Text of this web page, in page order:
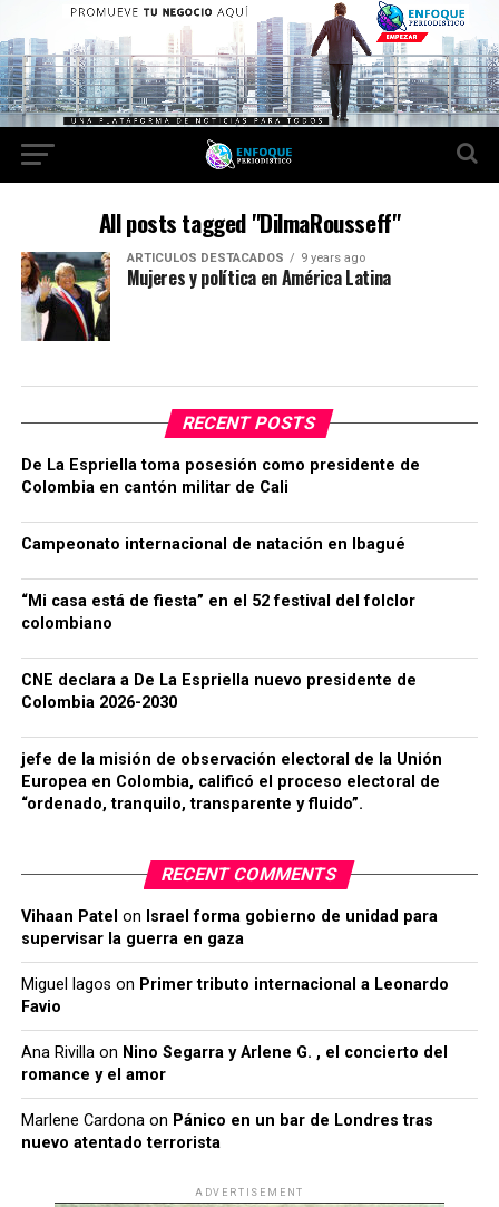
All posts tagged "DilmaRousseff"
ARTICULOS DESTACADOS 9 years ago
Mujeres y política en América Latina
RECENT POSTS
De La Espriella toma posesión como presidente de
Colombia en cantón militar de Cali
Campeonato internacional de natación en Ibagué
“Mi casa está de fiesta” en el 52 festival del folclor
colombiano
CNE declara a De La Espriella nuevo presidente de
Colombia 2026-2030
jefe de la misión de observación electoral de la Unión
Europea en Colombia, calificó el proceso electoral de
“ordenado, tranquilo, transparente y fluido”.
RECENT COMMENTS
Vihaan Patel on Israel forma gobierno de unidad para
supervisar la guerra en gaza
Miguel lagos on Primer tributo internacional a Leonardo
Favio
Ana Rivillaon Nino Segarra y Arlene G. , el concierto del
romance y el amor
Marlene Cardonaon Pánico en un bar de Londres tras
nuevo atentado terrorista
ADVERTISEMENT